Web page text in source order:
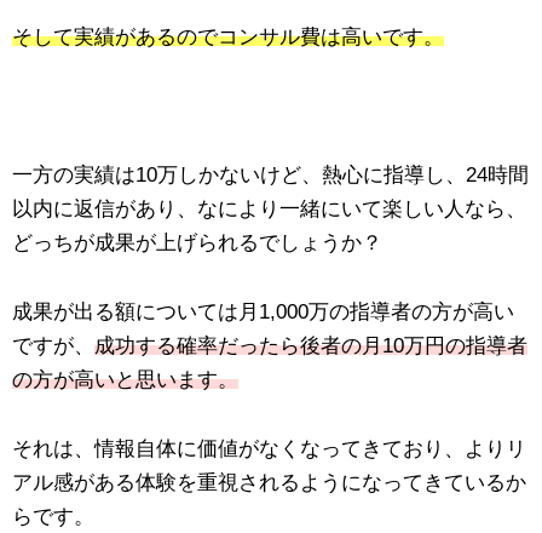
そして実績があるのでコンサル費は高いです。
一方の実績は10万しかないけど、熱心に指導し、24時間
以内に返信があり、なにより一緒にいて楽しい人なら、
どっちが成果が上げられるでしょうか？
成果が出る額については月1,000万の指導者の方が高い
ですが、 成功する確率だったら後者の月10万円の指導者
の方が高いと思います。
それは、情報自体に価値がなくなってきており、よりリ
アル感がある体験を重視されるようになってきているか
らです。